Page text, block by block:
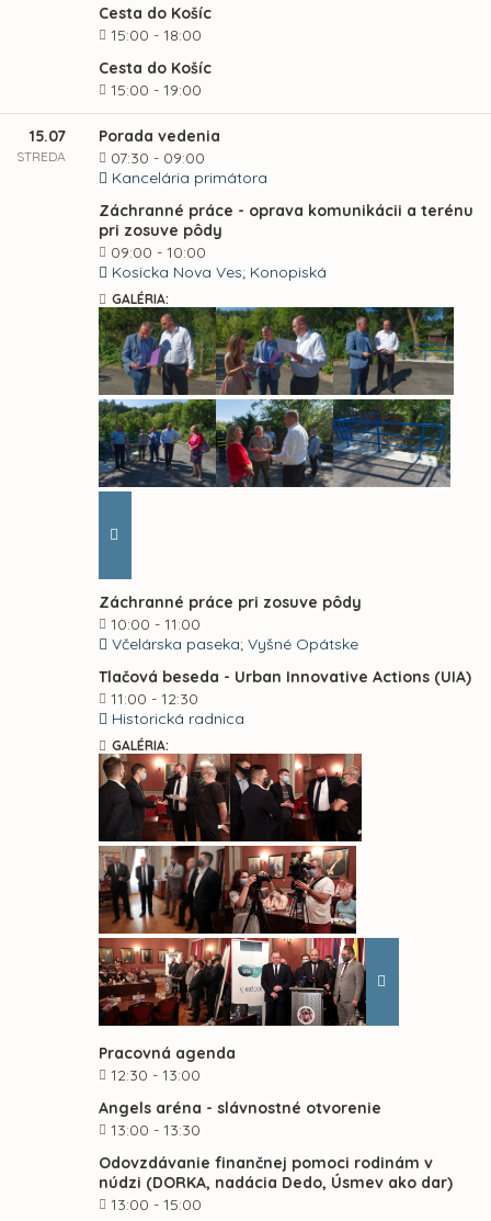
Cesta do Košíc
15:00 - 18:00
Cesta do Košíc
15:00 - 19:00
15.07
STREDA
Porada vedenia
07:30 - 09:00
Kancelária primátora
Záchranné práce - oprava komunikácii a terénu
pri zosuve pôdy
09:00 - 10:00
Kosicka Nova Ves; Konopiská
GALÉRIA:
Záchranné práce pri zosuve pôdy
10:00 - 11:00
Včelárska paseka; Vyšné Opátske
Tlačová beseda - Urban Innovative Actions (UIA)
11:00 - 12:30
Historická radnica
GALÉRIA:
Pracovná agenda
12:30 - 13:00
Angels aréna - slávnostné otvorenie
13:00 - 13:30
Odovzdávanie finančnej pomoci rodinám v
núdzi (DORKA, nadácia Dedo, Úsmev ako dar)
13:00 - 15:00